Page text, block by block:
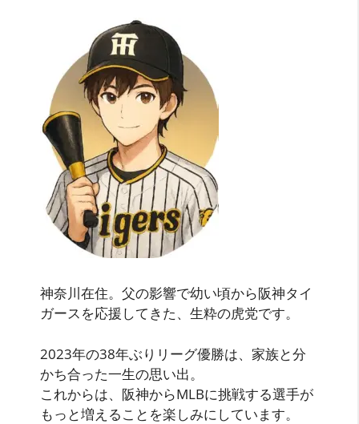
神奈川在住。父の影響で幼い頃から阪神タイ
ガースを応援してきた、生粋の虎党です。
2023年の38年ぶりリーグ優勝は、家族と分
かち合った一生の思い出。
これからは、阪神からMLBに挑戦する選手が
もっと増えることを楽しみにしています。